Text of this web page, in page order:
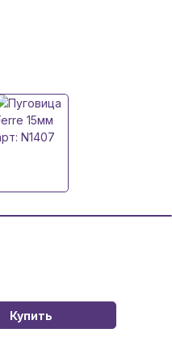
Купить